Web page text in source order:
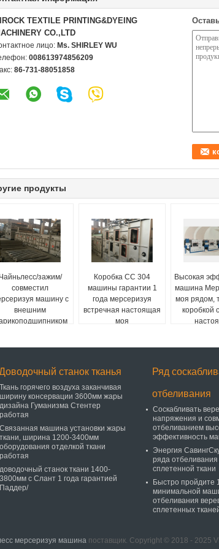
TEXTILE PRINTING&DYEING
CO.,LTD
лицо: Ms. SHIRLEY WU
008613974856209
86-731-88051858
продукты
Чайньлесс/зажим/
совместил
машину с
внешним
Коробка СС 304
машины гарантии 1
года мерсеризуя
встречная настоящая
моя
Высокая
машина
моя рядом,
коробкой
станок тканья
Ткань горячего воздуха заканчивая
ширину консервации 3600мм жары
дизайна Гуманизма Стентер
работая
Связанная машина установки жары
ткани, ширина 1200-3400мм
оборудования отделкой ткани
работая
доводочный станок ткани 1400-
3800мм с Слант 1 года гарантией
Паддер/
Ряд
отбеливания
Соскабливать
напряжения и
отбеливанием
эффективность
Энергия
ряда
сплетенной ткани
Быстро пройдите
минимальной
отбеливания
сплетенных
мерсеризуя машинапоставщик. Copyright © 2018 - 2025